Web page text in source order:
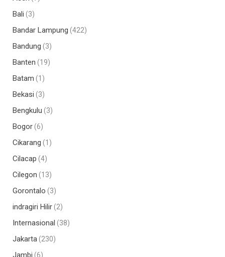
Bali (3)
Bandar Lampung (422)
Bandung (3)
Banten (19)
Batam (1)
Bekasi (3)
Bengkulu (3)
Bogor(6)
Cikarang (1)
Cilacap (4)
Cilegon (13)
Gorontalo (3)
indragiri Hilir(2)
Internasional (38)
Jakarta(230)
Jambi (6)